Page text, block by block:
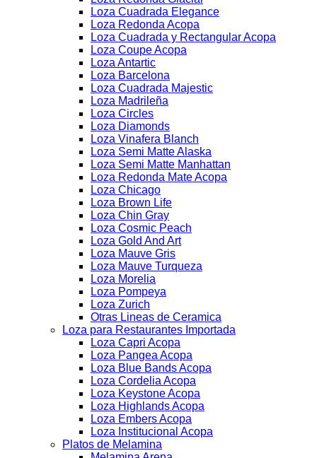
Loza Cuadrada Elegance
Loza Redonda Acopa
Loza Cuadrada y Rectangular Acopa
Loza Coupe Acopa
Loza Antartic
Loza Barcelona
Loza Cuadrada Majestic
Loza Madrileña
Loza Circles
Loza Diamonds
Loza Vinafera Blanch
Loza Semi Matte Alaska
Loza Semi Matte Manhattan
Loza Redonda Mate Acopa
Loza Chicago
Loza Brown Life
Loza Chin Gray
Loza Cosmic Peach
Loza Gold And Art
Loza Mauve Gris
Loza Mauve Turqueza
Loza Morelia
Loza Pompeya
Loza Zurich
Otras Lineas de Ceramica
Loza para Restaurantes Importada
Loza Capri Acopa
Loza Pangea Acopa
Loza Blue Bands Acopa
Loza Cordelia Acopa
Loza Keystone Acopa
Loza Highlands Acopa
Loza Embers Acopa
Loza Institucional Acopa
Platos de Melamina